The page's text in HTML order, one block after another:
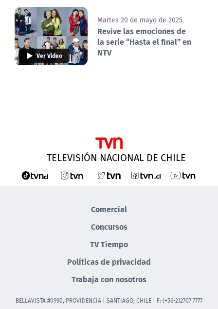
Ver Video
Martes 20 de mayo de 2025
Revive las emociones de
la serie “Hasta el final” en
NTV
TELEVISIÓN NACIONAL DE CHILE
Comercial
Concursos
TV Tiempo
Políticas de privacidad
Trabaja con nosotros
BELLAVISTA #0990, PROVIDENCIA | SANTIAGO, CHILE | F: (+56-2)2707 7777